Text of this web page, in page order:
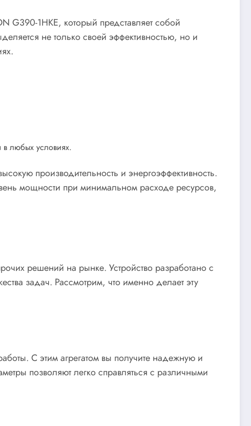
G390-1HKE, который представляет собой
не только своей эффективностью, но и
любых условиях.
производительность и энергоэффективность.
мощности при минимальном расходе ресурсов,
решений на рынке. Устройство разработано с
задач. Рассмотрим, что именно делает эту
С этим агрегатом вы получите надежную и
позволяют легко справляться с различными